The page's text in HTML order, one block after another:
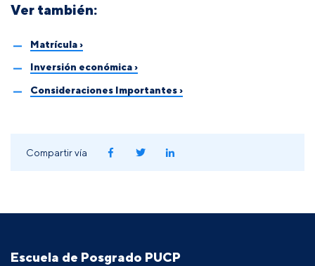
Ver también:
Matrícula ›
Inversión económica ›
Consideraciones Importantes ›
Compartir vía
Escuela de Posgrado PUCP